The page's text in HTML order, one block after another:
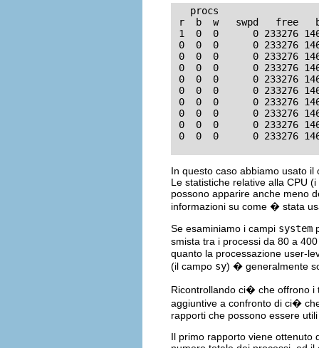
procs
r  b  w   swpd   free
1  0  0      0 233276
0  0  0      0 233276
0  0  0      0 233276
0  0  0      0 233276
0  0  0      0 233276
0  0  0      0 233276
0  0  0      0 233276
0  0  0      0 233276
0  0  0      0 233276
0  0  0      0 233276
In questo caso abbiamo usato
Le statistiche relative alla CPU
possono apparire anche meno
informazioni su come � stata
Se esaminiamo i campi system
smista tra i processi da 80 a
quanto la processazione user-
(il campo sy) � generalmente
Ricontrollando ci� che offrono
aggiuntive a confronto di ci�
rapporti che possono essere
Il primo rapporto viene ottenuto